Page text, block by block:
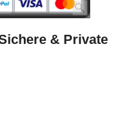
& Private